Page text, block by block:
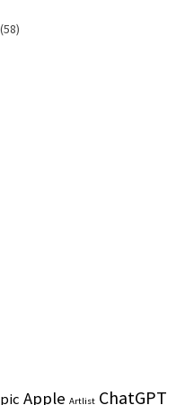
(58)
Apple Artlist ChatGPT